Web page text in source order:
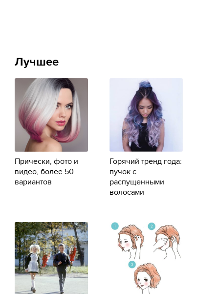
Лучшее
Прически, фото и
видео, более 50
вариантов
Горячий тренд года:
пучок с
распущенными
волосами